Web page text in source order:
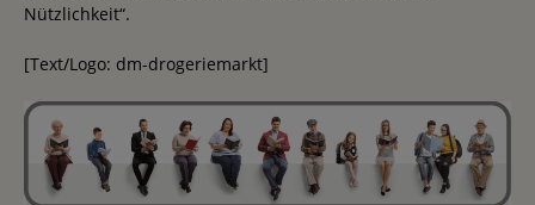
Nützlichkeit“.
[Text/Logo: dm-drogeriemarkt]